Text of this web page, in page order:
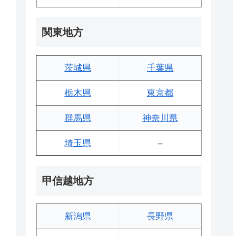
関東地方
茨城県 千葉県
栃木県 東京都
群馬県 神奈川県
埼玉県 –
甲信越地方
新潟県 長野県